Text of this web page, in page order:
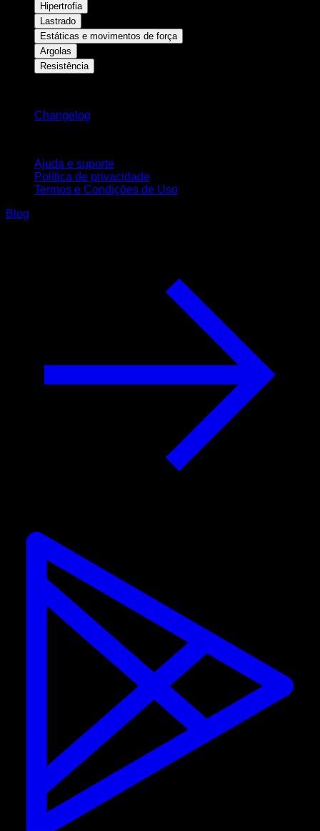
Hipertrofia
Lastrado
Estáticas e movimentos de força
Argolas
Resistência
Changelog
Ajuda e suporte
Política de privacidade
Termos e Condições de Uso
Blog